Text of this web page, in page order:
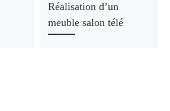
Réalisation d’un
meuble salon télé